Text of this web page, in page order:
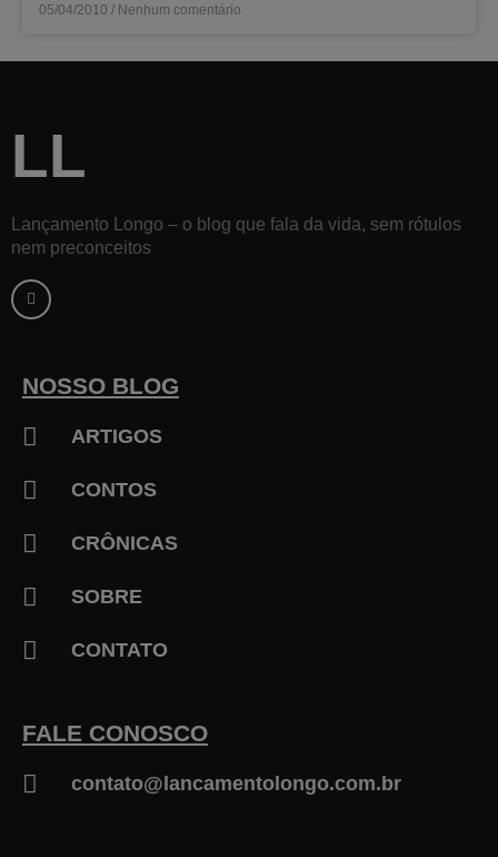
05/04/2010 Nenhum comentário
LL
Lançamento Longo – o blog que fala da vida, sem rótulos
nem preconceitos
a
c
e
k
-
NOSSO BLOG
ARTIGOS
CONTOS
CRÔNICAS
SOBRE
CONTATO
FALE CONOSCO
contato@lancamentolongo.com.br